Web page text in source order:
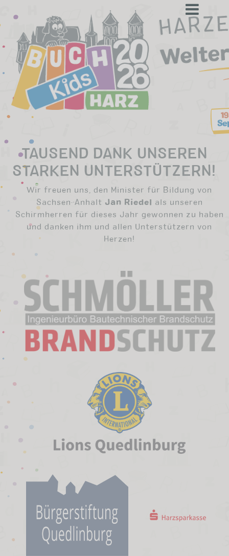
content
TAUSEND DANK UNSEREN
STARKEN UNTERSTÜTZERN!
Wir freuen uns, den Minister für Bildung von
Sachsen-Anhalt Jan Riedel
als unseren
Schirmherren für dieses Jahr gewonnen zu haben
und danken ihm und allen Unterstützern von
Herzen!